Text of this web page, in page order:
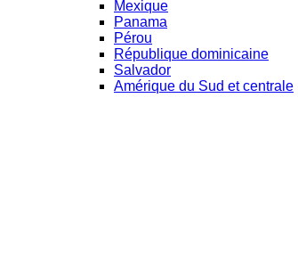
Mexique
Panama
Pérou
République dominicaine
Salvador
Amérique du Sud et centrale